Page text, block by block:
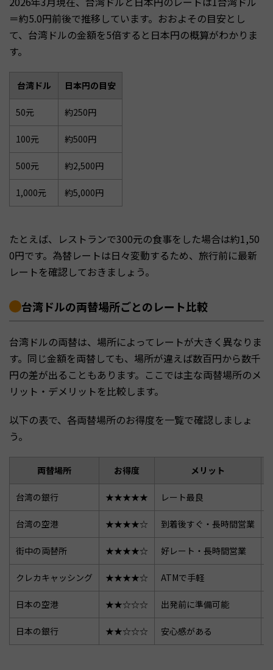
＝約5.0円前後で推移しています。おおよその目安とし
て、台湾ドルの金額を5倍すると日本円の概算がわかりま
す。
台湾ドル 日本円の目安
50元 約250円
100元 約500円
500元 約2,500円
1,000元 約5,000円
たとえば、レストランで300元の食事をした場合は約1,50
0円です。為替レートは日々変動するため、旅行前に最新
レートを確認しておきましょう。
台湾ドルの両替場所ごとのレート比較
台湾ドルの両替は、場所によってレートが大きく異なりま
す。同じ金額を両替しても、場所が違えば数百円から数千
円の差が出ることもあります。ここでは主な両替場所のメ
リット・デメリットを比較します。
以下の表で、各両替場所のお得度を一覧で確認しましょ
う。
両替場所 お得度 メリット
台湾の銀行 ★★★★★ レート最良
台湾の空港 ★★★★☆ 到着後すぐ・長時間営業
街中の両替所 ★★★★☆ 好レート・長時間営業
クレカキャッシング ★★★★☆ ATMで手軽
日本の空港 ★★☆☆☆ 出発前に準備可能
日本の銀行 ★★☆☆☆ 安心感がある